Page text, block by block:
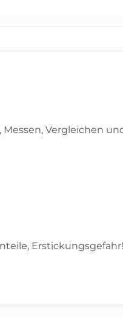
Vergleichen
Erstickungsgefahr!